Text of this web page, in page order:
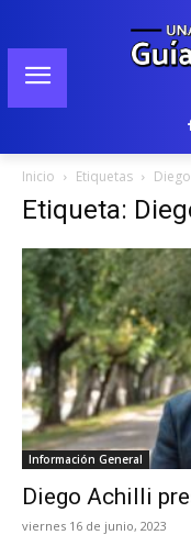
Inicio Etiquetas
Etiqueta:
Información General
Diego Achilli
viernes 16 de junio, 2023